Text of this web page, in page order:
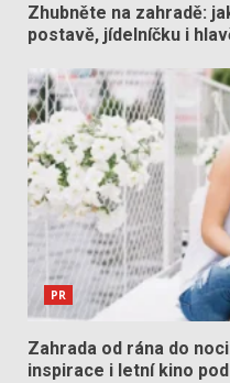
Zhubněte na zahradě:
postavě, jídelníčku i
PR
Zahrada od rána do
inspirace i letní kino